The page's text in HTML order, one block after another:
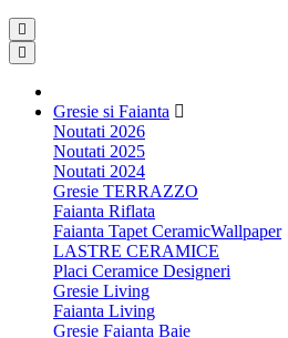
Gresie si Faianta
Noutati 2026
Noutati 2025
Noutati 2024
Gresie TERRAZZO
Faianta Riflata
Faianta Tapet CeramicWallpaper
LASTRE CERAMICE
Placi Ceramice Designeri
Gresie Living
Faianta Living
Gresie Faianta Baie